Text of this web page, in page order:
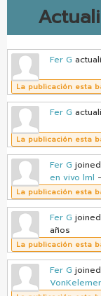
Fer G
La publicación esta
Fer G
La publicación esta
Fer G
en vivo lml
La publicación esta
Fer G
años
La publicación esta
Fer G